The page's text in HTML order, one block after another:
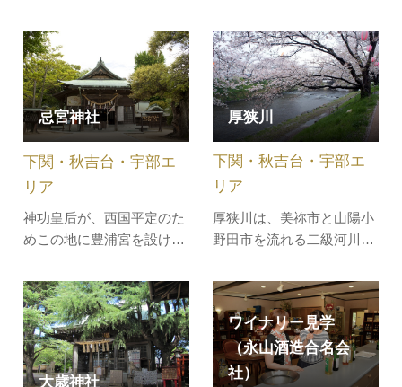
年5月13日に開館しまし
た。弥生人の暮らしや、中
国や朝鮮半島との交流を示
す資料などが分かりやすく
展示してあり、研究の成果
として企画展も毎年開催さ
れています。また、体験学
習や教養講座…
豊富にあります。中でも、
拝殿近くには、幹の太さが
2mを超える巨木が沢山集
中しており、巨木群を形成
しています。樹木の主なも
のはムクノキ・ウラジロガ
シ・ニガキ・ヒノキ・ス
ギ・イチョウ…
忌宮神社
神功皇后が、西国平定のた
めこの地に豊浦宮を設けら
仲哀天皇・神功皇后・応神
天皇を祀っています。この
社の夏祭として8月7日から
1週間くりひろげられる数
方庭祭は天下の奇祭として
下関・秋吉台・宇部エ
リア
厚狭川
厚狭川は、美祢市と山陽小
野田市を流れる二級河川。
川敷には、約200本の桜並
木があり春になるとソメイ
ヨシノが咲き誇り、川に映
る桜を見ることができま
す。満開の時期になると多
下関・秋吉台・宇部エ
リア
大歳神社
ワイナリー見学
（永山酒造合名会
社）